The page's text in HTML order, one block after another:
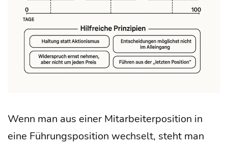
Wenn man aus einer Mit­ar­bei­ter­po­si­ti­on in
eine Füh­rungs­po­si­ti­on wech­selt, steht man